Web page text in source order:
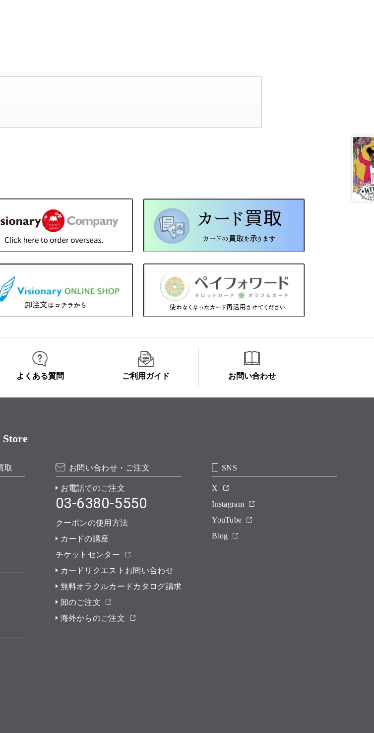
よくある質問 ご利用ガイド お問い合わせ
取 お問い合わせ・ご注文
お電話でのご注文
03-6380-5550
クーポンの使用方法
カードの講座
チケットセンター
カードリクエストお問い合わせ
無料オラクルカードカタログ請求
卸のご注文
海外からのご注文
SNS
X
Instagram
YouTube
Blog